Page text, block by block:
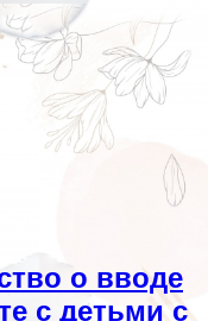
о вводе
с детьми с